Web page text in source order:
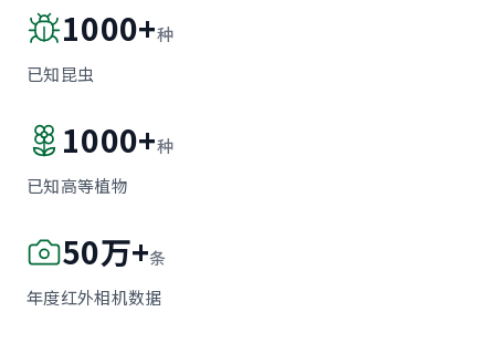
1000+种
已知昆虫
1000+种
已知高等植物
50万+条
年度红外相机数据